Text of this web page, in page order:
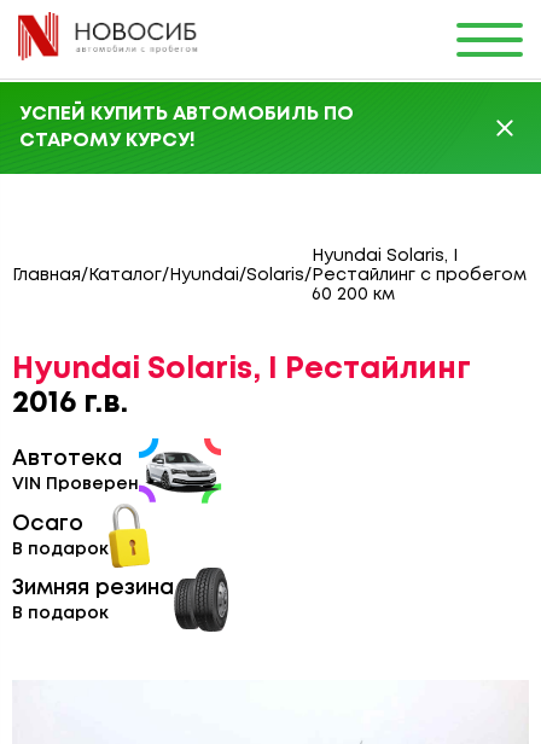
УСПЕЙ КУПИТЬ АВТОМОБИЛЬ ПО
СТАРОМУ КУРСУ!
Главная/ Каталог/ Hyundai/Solaris/
Hyundai Solaris, I
Рестайлинг с пробегом
60 200 км
Hyundai Solaris, I Рестайлинг
2016 г.в.
Автотека
VIN Проверен
Осаго
В подарок
Зимняя резина
В подарок